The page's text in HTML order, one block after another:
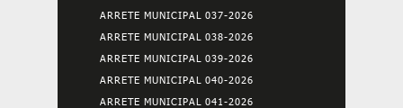
ARRETE MUNICIPAL 037-2026
ARRETE MUNICIPAL 038-2026
ARRETE MUNICIPAL 039-2026
ARRETE MUNICIPAL 040-2026
ARRETE MUNICIPAL 041-2026